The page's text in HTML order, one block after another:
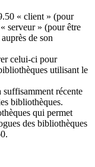
« client » (pour
serveur » (pour être
de son
celui-ci pour
utilisant le
suffisamment récente
bibliothèques.
qui permet
des bibliothèques